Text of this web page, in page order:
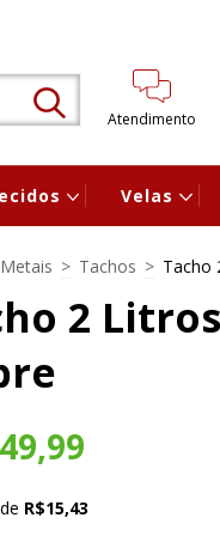
Atendimento
Velas
Metais > Tachos > Tacho
2
R$15,43